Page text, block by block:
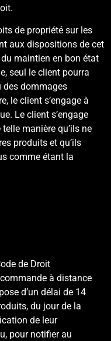
de propriété sur les
aux dispositions de cet
maintien en bon état
seul le client pourra
des dommages
le client s’engage à
Le client s’engage
manière qu’ils ne
produits et qu’ils
comme étant la
de Droit
à distance
d’un délai de 14
du jour de la
de leur
pour notifier au